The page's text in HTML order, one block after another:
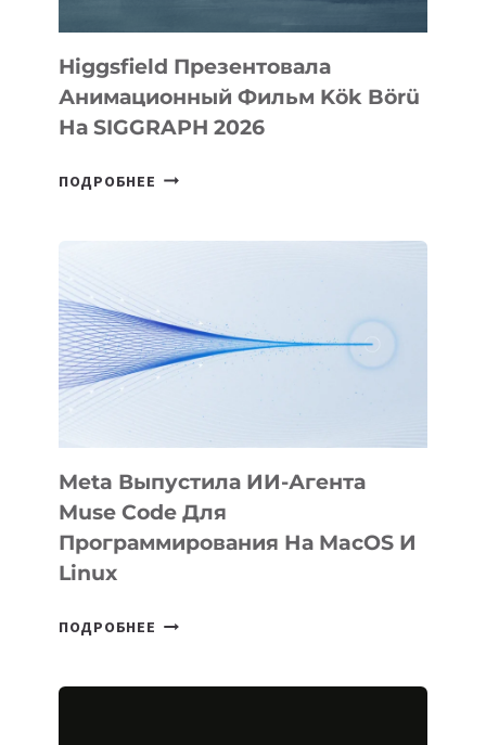
Higgsfield Презентовала
Анимационный Фильм Kök Börü
На SIGGRAPH 2026
ПОДРОБНЕЕ HIGGSFIELD
НА
SIGGRAPH
Meta Выпустила ИИ-Агента
Muse Code Для
Программирования На MacOS И
Linux
ПОДРОБНЕЕ META